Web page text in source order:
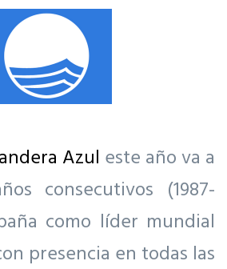
Azul este año va a
consecutivos (1987-
como líder mundial
presencia en todas las